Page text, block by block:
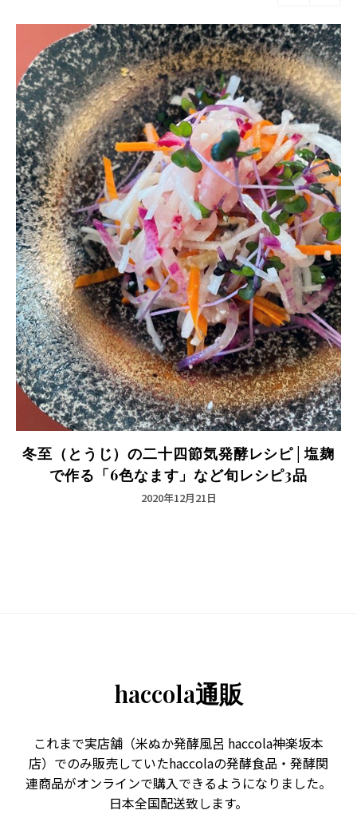
冬至（とうじ）の二十四節気発酵レシピ│塩麹
で作る「6色なます」など旬レシピ3品
2020年12月21日
haccola通販
これまで実店舗（米ぬか発酵風呂 haccola神楽坂本
店）でのみ販売していたhaccolaの発酵食品・発酵関
連商品がオンラインで購入できるようになりました。
日本全国配送致します。